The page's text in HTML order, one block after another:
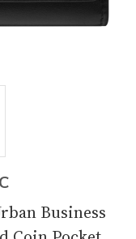
Business